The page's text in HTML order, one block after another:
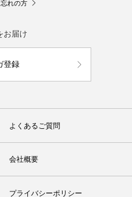
れの方
お届け
登録
よくあるご質問
会社概要
プライバシーポリシー